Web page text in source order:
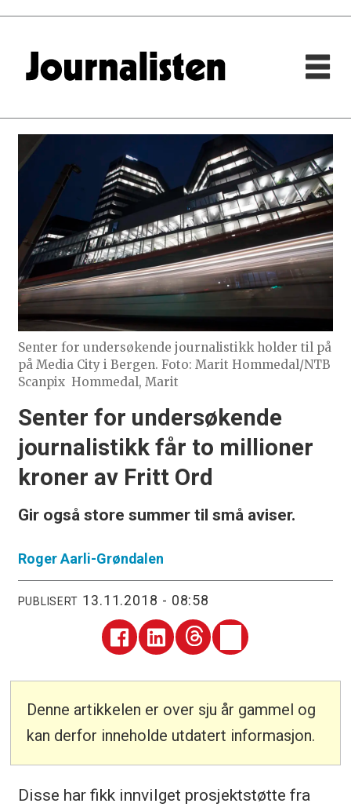
Senter for undersøkende journalistikk holder til på
på Media City i Bergen. Foto: Marit Hommedal/NTB
Scanpix Hommedal, Marit
Senter for undersøkende
journalistikk får to millioner
kroner av Fritt Ord
Gir også store summer til små aviser.
Roger Aarli-Grøndalen
PUBLISERT 13.11.2018 - 08:58
Denne artikkelen er over sju år gammel og
kan derfor inneholde utdatert informasjon.
Disse har fikk innvilget prosjektstøtte fra